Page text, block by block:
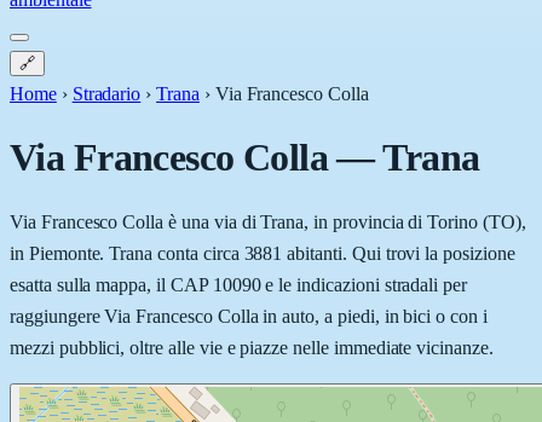
🔗
Home › Stradario › Trana › Via Francesco Colla
Via Francesco Colla—Trana
Via Francesco Colla è una via di Trana, in provincia di Torino (TO),
in Piemonte. Trana conta circa 3881 abitanti. Qui trovi la posizione
esatta sulla mappa, il CAP 10090 e le indicazioni stradali per
raggiungere Via Francesco Colla in auto, a piedi, in bici o con i
mezzi pubblici, oltre alle vie e piazze nelle immediate vicinanze.